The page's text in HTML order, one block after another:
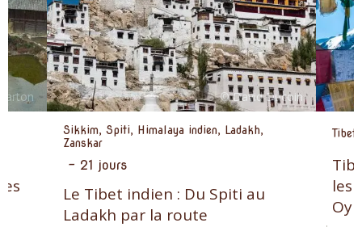
Sikkim, Spiti, Himalaya indien, Ladakh,
Zanskar
- 21 jours
Le Tibet indien : Du Spiti au
Ladakh par la route
Tibet
les